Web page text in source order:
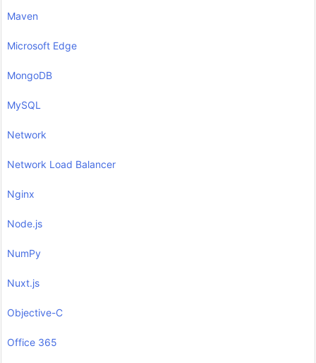
Maven
Microsoft Edge
MongoDB
MySQL
Network
Network Load Balancer
Nginx
Node.js
NumPy
Nuxt.js
Objective-C
Office 365